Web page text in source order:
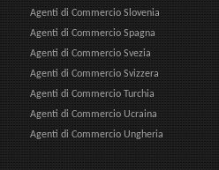
Agenti di Commercio Slovenia
Agenti di Commercio Spagna
Agenti di Commercio Svezia
Agenti di Commercio Svizzera
Agenti di Commercio Turchia
Agenti di Commercio Ucraina
Agenti di Commercio Ungheria